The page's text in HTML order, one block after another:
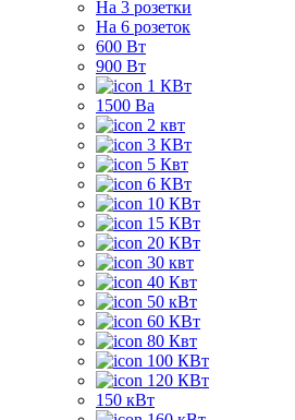
На 3 розетки
На 6 розеток
600 Вт
900 Вт
1 КВт
1500 Ва
2 квт
3 КВт
5 Квт
6 КВт
10 КВт
15 КВт
20 КВт
30 квт
40 Квт
50 кВт
60 КВт
80 Квт
100 КВт
120 КВт
150 кВт